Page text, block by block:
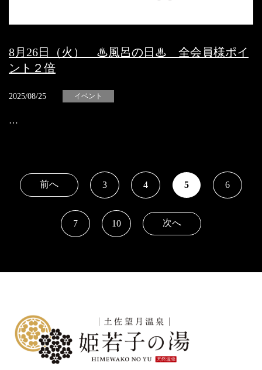
8月26日（火） ♨風呂の日♨ 全会員様ポイ
ント２倍
2025/08/25 イベント
…
前へ 3 4 5 6
7 10 次へ